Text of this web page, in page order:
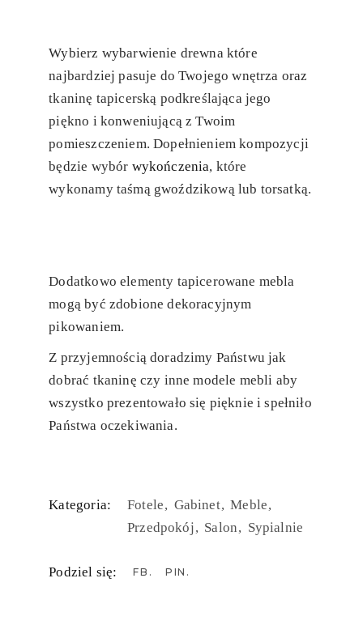
Wybierz wybarwienie drewna które
najbardziej pasuje do Twojego wnętrza oraz
tkaninę tapicerską podkreślająca jego
piękno i konweniującą z Twoim
pomieszczeniem. Dopełnieniem kompozycji
będzie wybór wykończenia, które
wykonamy taśmą gwoździkową lub torsatką.
Dodatkowo elementy tapicerowane mebla
mogą być zdobione dekoracyjnym
pikowaniem.
Z przyjemnością doradzimy Państwu jak
dobrać tkaninę czy inne modele mebli aby
wszystko prezentowało się pięknie i spełniło
Państwa oczekiwania.
Kategoria: Fotele Gabinet Meble
Przedpokój Salon Sypialnie
Podziel się: FB PIN